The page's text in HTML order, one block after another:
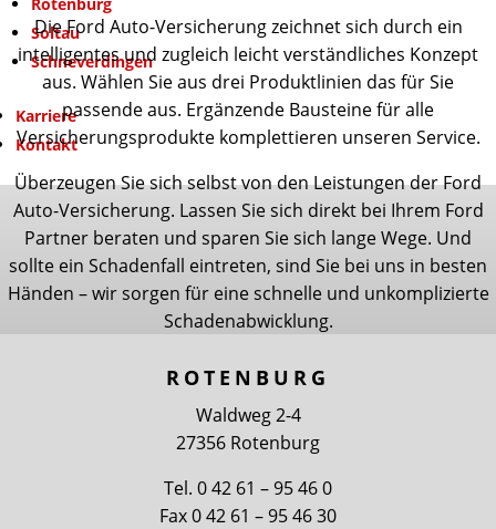
Soltau
Schneverdingen
Karriere
Kontakt
Die Ford Auto-Versicherung zeichnet sich durch ein
intelligentes und zugleich leicht verständliches Konzept
aus. Wählen Sie aus drei Produktlinien das für Sie
passende aus. Ergänzende Bausteine für alle
Versicherungsprodukte komplettieren unseren Service.
Überzeugen Sie sich selbst von den Leistungen der Ford
Auto-Versicherung. Lassen Sie sich direkt bei Ihrem Ford
Partner beraten und sparen Sie sich lange Wege. Und
sollte ein Schadenfall eintreten, sind Sie bei uns in besten
Händen – wir sorgen für eine schnelle und unkomplizierte
Schadenabwicklung.
ROTENBURG
Waldweg 2-4
27356 Rotenburg
Tel. 0 42 61 – 95 46 0
Fax 0 42 61 – 95 46 30